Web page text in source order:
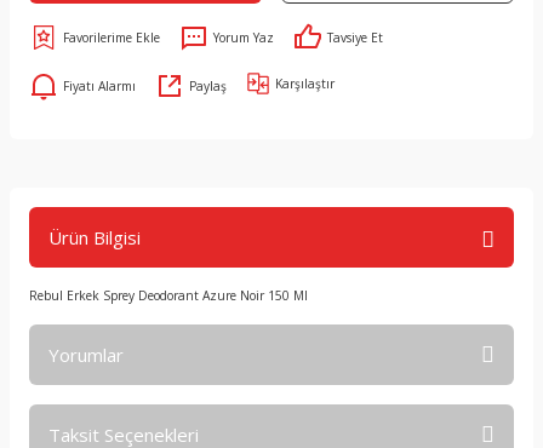
Yorum Yaz Tavsiye Et
Fiyatı Alarmı Paylaş Karşılaştır
Ürün Bilgisi
Rebul Erkek Sprey Deodorant Azure Noir 150 Ml
Yorumlar
Taksit Seçenekleri